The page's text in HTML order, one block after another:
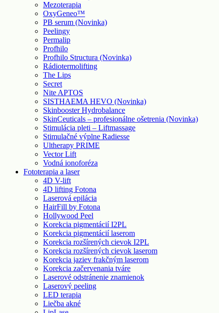
Mezoterapia
OxyGeneo™
PB serum (Novinka)
Peelingy
Permalip
Profhilo
Profhilo Structura (Novinka)
Rádiotermolifting
The Lips
Secret
Nite APTOS
SISTHAEMA HEVO (Novinka)
Skinbooster Hydrobalance
SkinCeuticals – profesionálne ošetrenia (Novinka)
Stimulácia pleti – Liftmassage
Stimulačné výplne Radiesse
Ultherapy PRIME
Vector Lift
Vodná ionoforéza
Fototerapia a laser
4D V-lift
4D lifting Fotona
Laserová epilácia
HairFill by Fotona
Hollywood Peel
Korekcia pigmentácií I2PL
Korekcia pigmentácií laserom
Korekcia rozšírených cievok I2PL
Korekcia rozšírených cievok laserom
Korekcia jaziev frakčným laserom
Korekcia začervenania tváre
Laserové odstránenie znamienok
Laserový peeling
LED terapia
Liečba akné